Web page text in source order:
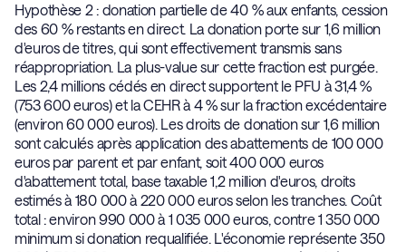
Hypothèse 2 : donation partielle de 40 % aux enfants, cession
des 60 % restants en direct. La donation porte sur 1,6 million
d'euros de titres, qui sont effectivement transmis sans
réappropriation. La plus-value sur cette fraction est purgée.
Les 2,4 millions cédés en direct supportent le PFU à 31,4 %
(753 600 euros) et la CEHR à 4 % sur la fraction excédentaire
(environ 60 000 euros). Les droits de donation sur 1,6 million
sont calculés après application des abattements de 100 000
euros par parent et par enfant, soit 400 000 euros
d'abattement total, base taxable 1,2 million d'euros, droits
estimés à 180 000 à 220 000 euros selon les tranches. Coût
total : environ 990 000 à 1 035 000 euros, contre 1 350 000
minimum si donation requalifiée. L'économie représente 350